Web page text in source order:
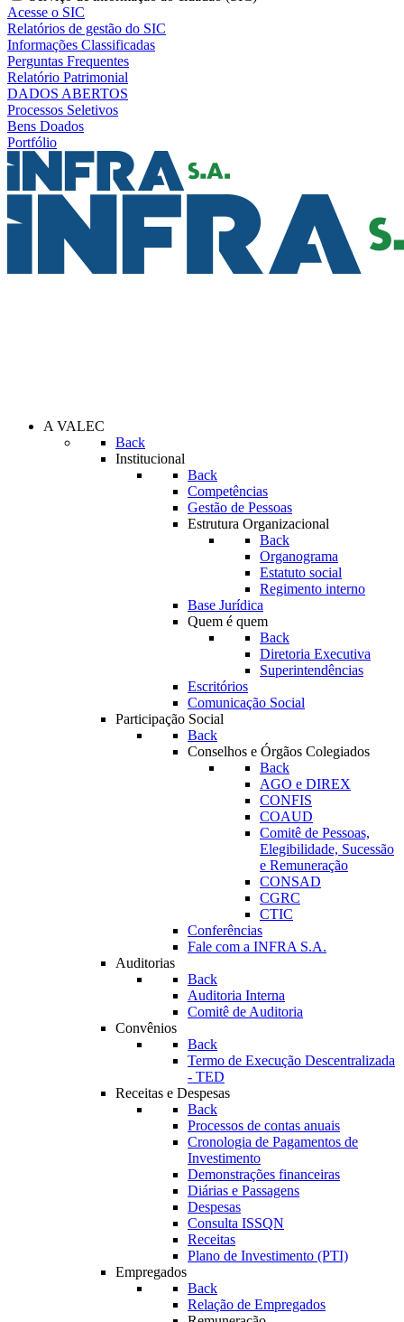
Acesse o SIC
Relatórios de gestão do SIC
Informações Classificadas
Perguntas Frequentes
Relatório Patrimonial
DADOS ABERTOS
Processos Seletivos
Bens Doados
Portfólio
A VALEC
Back
Institucional
Back
Competências
Gestão de Pessoas
Estrutura Organizacional
Back
Organograma
Estatuto social
Regimento interno
Base Jurídica
Quem é quem
Back
Diretoria Executiva
Superintendências
Escritórios
Comunicação Social
Participação Social
Back
Conselhos e Órgãos Colegiados
Back
AGO e DIREX
CONFIS
COAUD
Comitê de Pessoas,
Elegibilidade, Sucessão
e Remuneração
CONSAD
CGRC
CTIC
Conferências
Fale com a INFRA S.A.
Auditorias
Back
Auditoria Interna
Comitê de Auditoria
Convênios
Back
Termo de Execução Descentralizada
- TED
Receitas e Despesas
Back
Processos de contas anuais
Cronologia de Pagamentos de
Investimento
Demonstrações financeiras
Diárias e Passagens
Despesas
Consulta ISSQN
Receitas
Plano de Investimento (PTI)
Empregados
Back
Relação de Empregados